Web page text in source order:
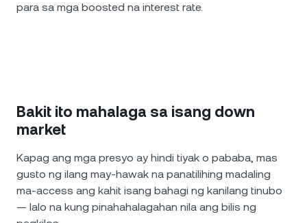
para sa mga boosted na interest rate.
Bakit ito mahalaga sa isang down
market
Kapag ang mga presyo ay hindi tiyak o pababa, mas
gusto ng ilang may-hawak na panatilihing madaling
ma-access ang kahit isang bahagi ng kanilang tinubo
— lalo na kung pinahahalagahan nila ang bilis ng